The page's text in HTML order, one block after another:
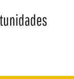
VER MÁS